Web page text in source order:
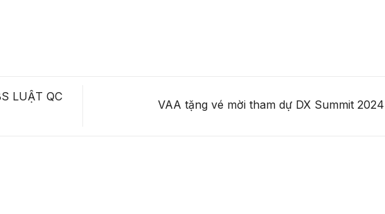
LUẬT QC
VAA tặng vé mời tham dự DX Summit 2024